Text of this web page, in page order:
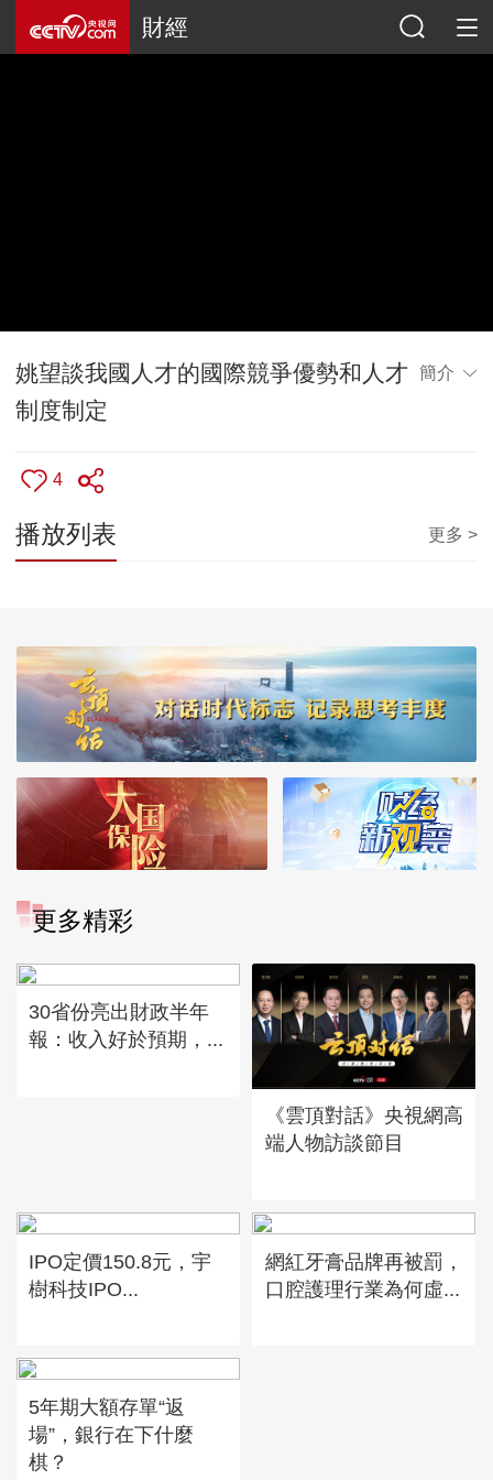
財經
姚望談我國人才的國際競爭優勢和人才
制度制定
簡介
4
播放列表 更多 >
更多精彩
30省份亮出財政半年
報：收入好於預期，...
《雲頂對話》央視網高
端人物訪談節目
IPO定價150.8元，宇
樹科技IPO...
網紅牙膏品牌再被罰，
口腔護理行業為何虛...
5年期大額存單“返
場”，銀行在下什麼
棋？